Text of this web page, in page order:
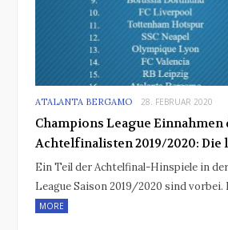
ATALANTA BERGAMO 28. FEBRUAR 2020
Champions League Einnahmen
Achtelfinalisten 2019/2020: Die
Ein Teil der Achtelfinal-Hinspiele in
League Saison 2019/2020 sind
MORE